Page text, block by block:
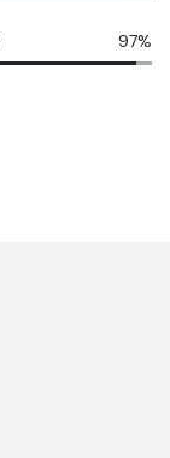
97%